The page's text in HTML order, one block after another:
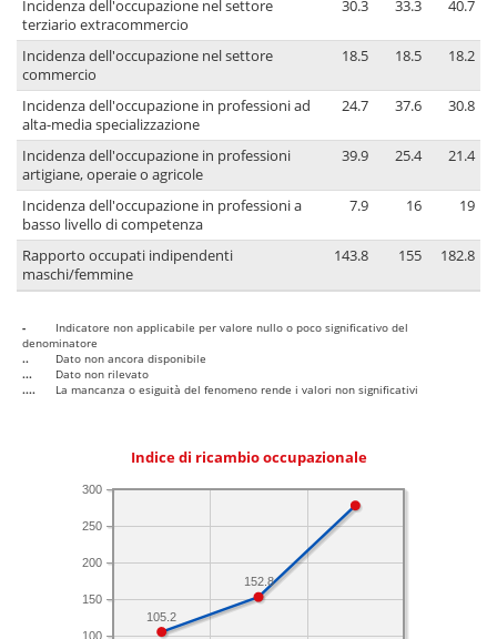
Incidenza dell'occupazione nel settore
terziario extracommercio
30.3 33.3 40.7
Incidenza dell'occupazione nel settore
commercio
18.5 18.5 18.2
Incidenza dell'occupazione in professioni ad
alta-media specializzazione
24.7 37.6 30.8
Incidenza dell'occupazione in professioni
artigiane, operaie o agricole
39.9 25.4 21.4
Incidenza dell'occupazione in professioni a
basso livello di competenza
7.9 16 19
Rapporto occupati indipendenti
maschi/femmine
143.8 155 182.8
-
Indicatore non applicabile per valore nullo o poco significativo del
denominatore
..
Dato non ancora disponibile
...
Dato non rilevato
....
La mancanza o esiguità del fenomeno rende i valori non significativi
Indice di ricambio occupazionale
100
150
200
250
300
152.8
105.2